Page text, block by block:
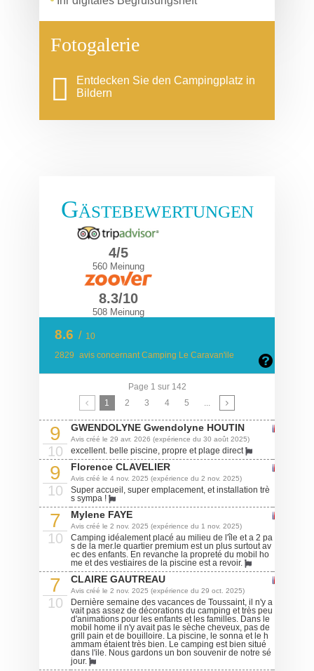
Fotogalerie
Entdecken Sie den Campingplatz in
Bildern
Gästebewertungen
4/5
560 Meinung
8.3/10
508 Meinung
8.6 / 10
2829 avis concernant Camping Le Caravan'ile
Page 1 sur 142
1
2 3 4 5 ...
9
10
GWENDOLYNE Gwendolyne HOUTIN
Avis créé le 29 avr. 2026 (expérience du 30 août 2025)
excellent. belle piscine, propre et plage direct
9
10
Florence CLAVELIER
Avis créé le 4 nov. 2025 (expérience du 2 nov. 2025)
Super accueil, super emplacement, et installation trè
s sympa !
7
10
Mylene FAYE
Avis créé le 2 nov. 2025 (expérience du 1 nov. 2025)
Camping idéalement placé au milieu de l'île et a 2 pa
s de la mer.le quartier premium est un plus surtout av
ec des enfants. En revanche la propreté du mobil ho
me et des vestiaires de la piscine est a revoir.
7
10
CLAIRE GAUTREAU
Avis créé le 2 nov. 2025 (expérience du 29 oct. 2025)
Dernière semaine des vacances de Toussaint, il n'y a
vait pas assez de décorations du camping et très peu
d'animations pour les enfants et les familles. Dans le
mobil home il n'y avait pas le sèche cheveux, pas de
grill pain et de bouilloire. La piscine, le sonna et le h
ammam étaient très bien. Le camping est bien situé
dans l'ile. Nous gardons un bon souvenir de notre sé
jour.